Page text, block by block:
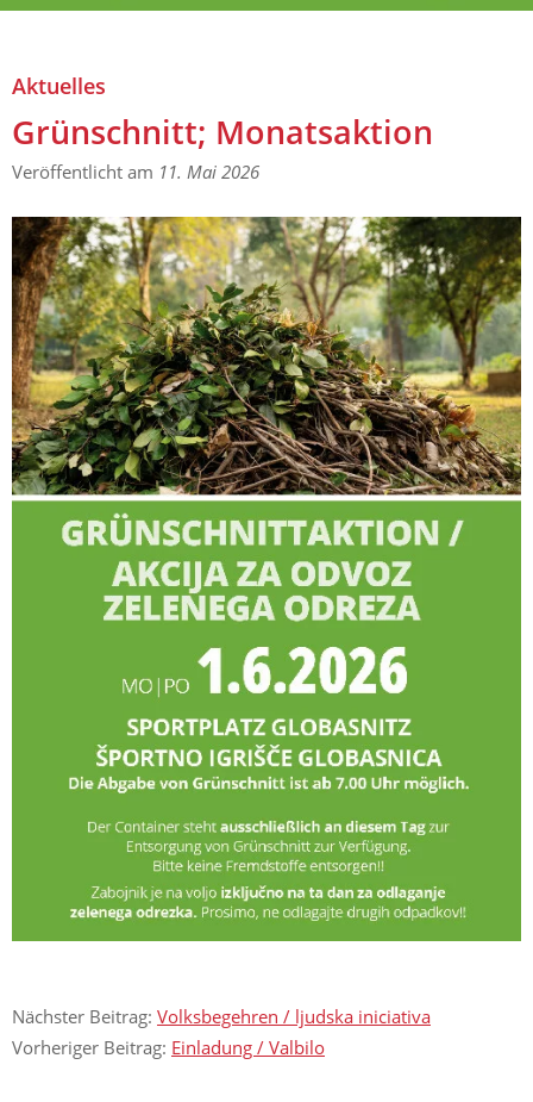
Aktuelles
Grünschnitt; Monatsaktion
Veröffentlicht am 11. Mai 2026
Nächster Beitrag: Volksbegehren / ljudska iniciativa
Vorheriger Beitrag: Einladung / Valbilo